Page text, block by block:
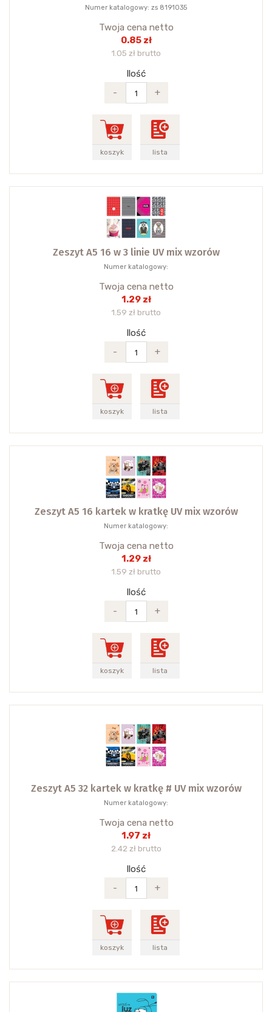
Numer katalogowy: zs 8191035
Twoja cena netto
0.85 zł
1.05 zł brutto
Ilość
-
+
koszyk lista
Zeszyt A5 16 w 3 linie UV mix wzorów
Numer katalogowy:
Twoja cena netto
1.29 zł
1.59 zł brutto
Ilość
-
+
koszyk lista
Zeszyt A5 16 kartek w kratkę UV mix wzorów
Numer katalogowy:
Twoja cena netto
1.29 zł
1.59 zł brutto
Ilość
-
+
koszyk lista
Zeszyt A5 32 kartek w kratkę # UV mix wzorów
Numer katalogowy:
Twoja cena netto
1.97 zł
2.42 zł brutto
Ilość
-
+
koszyk lista